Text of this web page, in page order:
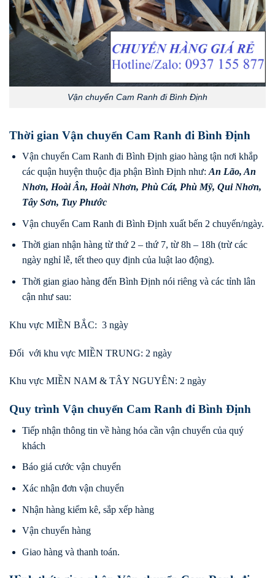
Vận chuyển Cam Ranh đi Bình Định
Thời gian Vận chuyển Cam Ranh đi Bình Định
Vận chuyển Cam Ranh đi Bình Định giao hàng tận nơi khắp
các quận huyện thuộc địa phận Bình Định như: An Lão, An
Nhơn, Hoài Ân, Hoài Nhơn, Phù Cát, Phù Mỹ, Qui Nhơn,
Tây Sơn, Tuy Phước
Vận chuyển Cam Ranh đi Bình Định xuất bến 2 chuyến/ngày.
Thời gian nhận hàng từ thứ 2 – thứ 7, từ 8h – 18h (trừ các
ngày nghỉ lễ, tết theo quy định của luật lao động).
Thời gian giao hàng đến Bình Định nói riêng và các tỉnh lân
cận như sau:
Khu vực MIỀN BẮC: 3 ngày
Đối với khu vực MIỀN TRUNG: 2 ngày
Khu vực MIỀN NAM & TÂY NGUYÊN: 2 ngày
Quy trình Vận chuyển Cam Ranh đi Bình Định
Tiếp nhận thông tin về hàng hóa cần vận chuyển của quý
khách
Báo giá cước vận chuyển
Xác nhận đơn vận chuyển
Nhận hàng kiểm kê, sắp xếp hàng
Vận chuyển hàng
Giao hàng và thanh toán.